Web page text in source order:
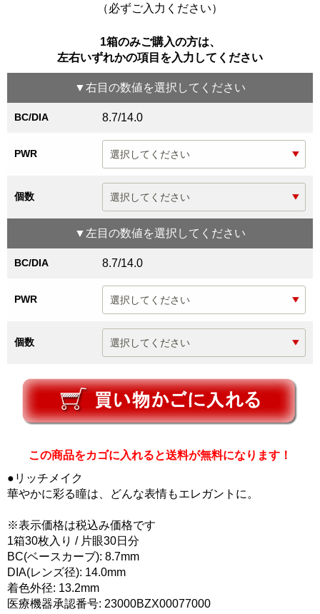
（必ずご入力ください）
1箱のみご購入の方は、
左右いずれかの項目を入力してください
▼右目 の数値を選択してください
BC/DIA 8.7/14.0
PWR
個数
▼ 左目 の数値を選択してください
BC/DIA 8.7/14.0
PWR
個数
この商品をカゴに入れると送料が無料になります！
●リッチメイク
華やかに彩る瞳は、どんな表情もエレガントに。
※表示価格は税込み価格です
1箱30枚入り / 片眼30日分
BC(ベースカーブ): 8.7mm
DIA(レンズ径): 14.0mm
着色外径: 13.2mm
医療機器承認番号: 23000BZX00077000